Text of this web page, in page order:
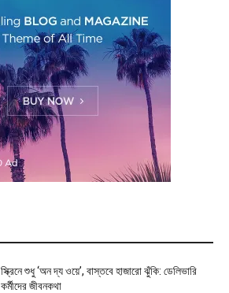
স্ক্রিনে শুধু ‘অন দ্য ওয়ে’, বাস্তবে হাজারো ঝুঁকি: ডেলিভারি
কর্মীদের জীবনকথা